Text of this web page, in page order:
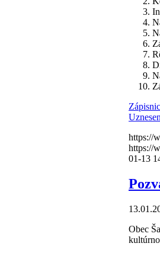
https://
https://
01-13
Obec